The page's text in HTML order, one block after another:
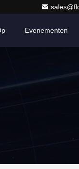
Evenementen